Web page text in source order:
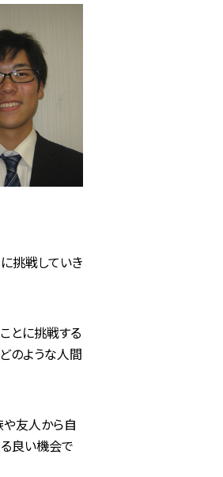
挑戦していき
とに挑戦する
のような人間
や友人から自
良い機会で